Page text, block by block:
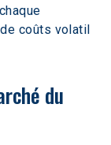
coûts volatil
du